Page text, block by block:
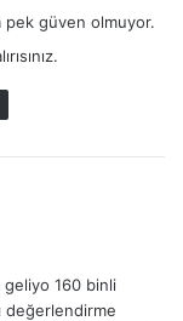
pek güven olmuyor.
geliyo 160 binli
değerlendirme